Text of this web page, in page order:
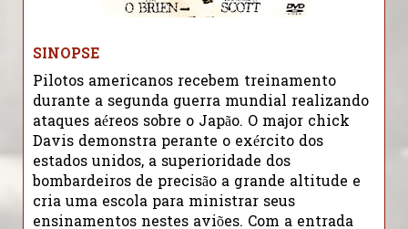
SINOPSE
Pilotos americanos recebem treinamento
durante a segunda guerra mundial realizando
ataques aéreos sobre o Japão. O major chick
Davis demonstra perante o exército dos
estados unidos, a superioridade dos
bombardeiros de precisão a grande altitude e
cria uma escola para ministrar seus
ensinamentos nestes aviões. Com a entrada